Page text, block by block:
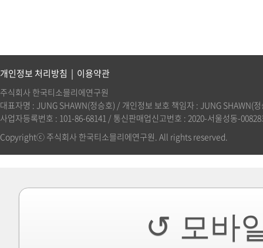
개인정보 처리방침 | 이용약관
주식회사 한국티소믈리에연구원
대표자명 : JUNG SHAWN(정승호) / 개인정보 보호 책임자 : JUNG
사업자등록번호 : 101-86-68141 / 통신판매업신고번호 : 2020-서울성동-
Copyrightⓒ 주식회사 한국티소믈리에연구원. All rights reserved.
↺ 모바